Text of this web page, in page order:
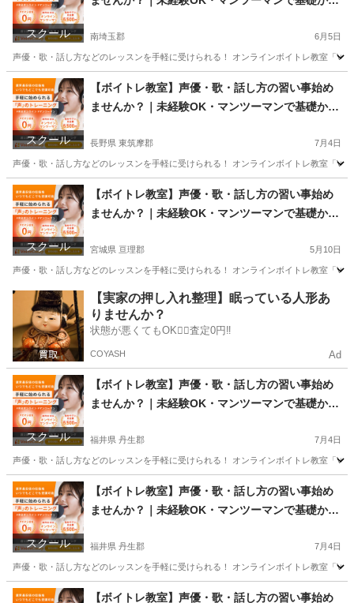
スクール
迎
南埼玉郡 6月5日
声優・歌・話し方などのレッスンを手軽に受けられる！ オンラインボイトレ教室「
埼玉 南埼玉郡 その他
スクール
【ボイトレ教室】声優・歌・話し方の習い事始め
ませんか？｜未経験OK・マンツーマンで基礎から
迎
長野県 東筑摩郡 7月4日
声優・歌・話し方などのレッスンを手軽に受けられる！ オンラインボイトレ教室「
長野 東筑摩郡 その他 声優
スクール
【ボイトレ教室】声優・歌・話し方の習い事始め
ませんか？｜未経験OK・マンツーマンで基礎から
迎
宮城県 亘理郡 5月10日
声優・歌・話し方などのレッスンを手軽に受けられる！ オンラインボイトレ教室「
宮城 亘理郡 その他
【実家の押し入れ整理】眠っている人形あ
りませんか？
状態が悪くてもOK🙆‍♀️査定0円‼️
COYASH Ad
スクール
【ボイトレ教室】声優・歌・話し方の習い事始め
ませんか？｜未経験OK・マンツーマンで基礎から
迎
福井県 丹生郡 7月4日
声優・歌・話し方などのレッスンを手軽に受けられる！ オンラインボイトレ教室「
福井 丹生郡 その他
スクール
【ボイトレ教室】声優・歌・話し方の習い事始め
ませんか？｜未経験OK・マンツーマンで基礎から
迎
福井県 丹生郡 7月4日
声優・歌・話し方などのレッスンを手軽に受けられる！ オンラインボイトレ教室「
福井 丹生郡 その他
【ボイトレ教室】声優・歌・話し方の習い事始め